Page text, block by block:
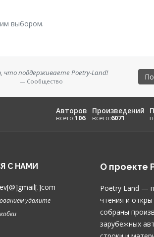
выбором.
что поддерживаете Poetry-Land!
— Сообщество
Авторов
всего:106
Произведений
всего:6071
С НАМИ
удалите
О проекте
Poetry Land —
чтения и
собраны
зарубежных